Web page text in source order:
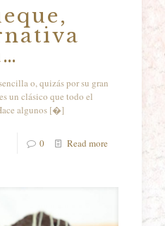
o, quizás por su gran
un clásico que todo el
algunos[�]
0 Read more